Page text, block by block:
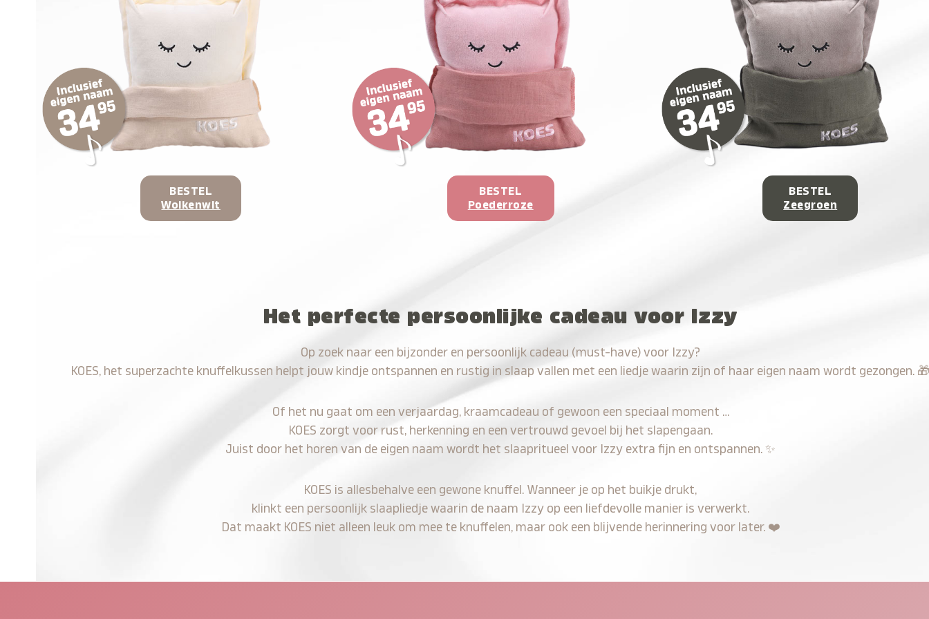
BESTEL
Wolkenwit
BESTEL
Poederroze
BESTEL
Zeegroen
Het perfecte persoonlijke cadeau voor Izzy
Op zoek naar een bijzonder en persoonlijk cadeau (must-have) voor Izzy?
KOES, het superzachte knuffelkussen helpt jouw kindje ontspannen en rustig in slaap vallen met een liedje waarin zijn of haar eigen naam wordt gezongen.
Of het nu gaat om een verjaardag, kraamcadeau of gewoon een speciaal moment …
KOES zorgt voor rust, herkenning en een vertrouwd gevoel bij het slapengaan.
Juist door het horen van de eigen naam wordt het slaapritueel voor Izzy extra fijn en ontspannen. ✨
KOES is allesbehalve een gewone knuffel. Wanneer je op het buikje drukt,
klinkt een persoonlijk slaapliedje waarin de naam Izzy op een liefdevolle manier is verwerkt.
Dat maakt KOES niet alleen leuk om mee te knuffelen, maar ook een blijvende herinnering voor later. ❤️